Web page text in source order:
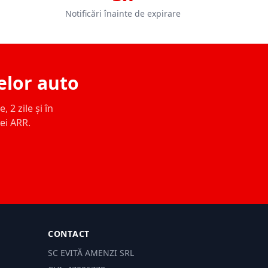
Notificări înainte de expirare
auto
2 zile și în
ARR.
CONTACT
SC EVITĂ AMENZI SRL